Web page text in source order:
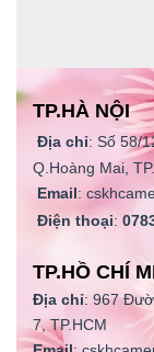
TP.HÀ NỘI
Địa chỉ: Số 58/
Q.Hoàng Mai,
Email:
Điện thoại:
TP.HỒ CHÍ
Địa chỉ: 967
7, TP.HCM